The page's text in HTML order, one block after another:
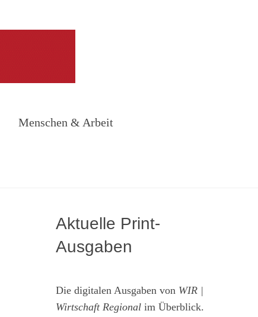
Menschen & Arbeit
Aktuelle Print-
Ausgaben
Die digitalen Ausgaben von WIR |
Wirtschaft Regional im Überblick.